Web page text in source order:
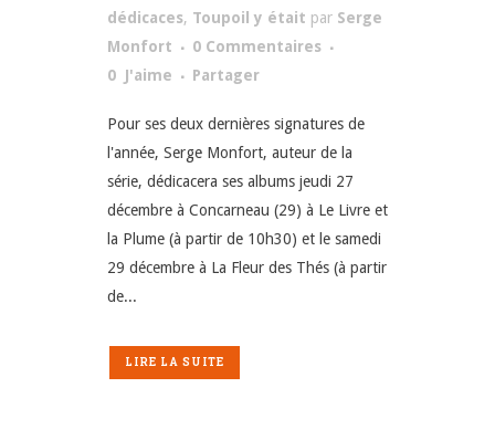
dédicaces, Toupoil y était par Serge
Monfort
0 Commentaires
0 J'aime Partager
Pour ses deux dernières signatures de
l'année, Serge Monfort, auteur de la
série, dédicacera ses albums jeudi 27
décembre à Concarneau (29) à Le Livre et
la Plume (à partir de 10h30) et le samedi
29 décembre à La Fleur des Thés (à partir
de...
LIRE LA SUITE